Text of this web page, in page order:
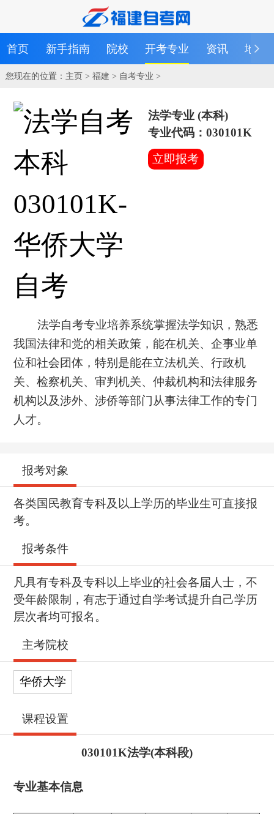
首页 新手指南 院校 开考专业 资讯 地区
您现在的位置： 主页> 福建 > 自考专业 >
法学专业 (本科)
专业代码：030101K
立即报考
法学自考专业培养系统掌握法学知识，熟悉
我国法律和党的相关政策，能在机关、企事业单
位和社会团体，特别是能在立法机关、行政机
关、检察机关、审判机关、仲裁机构和法律服务
机构以及涉外、涉侨等部门从事法律工作的专门
人才。
报考对象
各类国民教育专科及以上学历的毕业生可直接报
考。
报考条件
凡具有专科及专科以上毕业的社会各届人士，不
受年龄限制，有志于通过自学考试提升自己学历
层次者均可报名。
主考院校
华侨大学
课程设置
030101K法学(本科段)
专业基本信息